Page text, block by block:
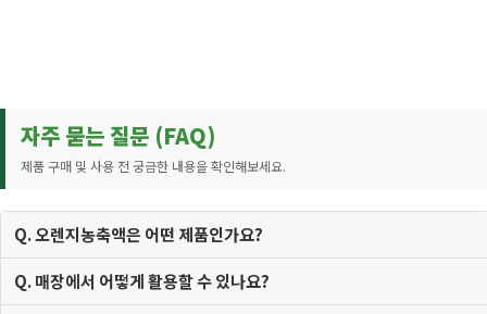
자주 묻는 질문 (FAQ)
제품 구매 및 사용 전 궁금한 내용을 확인해보세요.
Q. 오렌지농축액은 어떤 제품인가요?
Q. 매장에서 어떻게 활용할 수 있나요?